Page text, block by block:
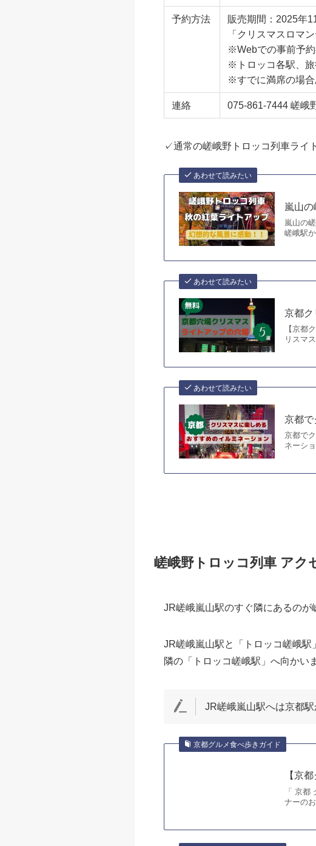
予約方法
販売期間：2025年
「クリスマスロマ
※Webでの事前予
※トロッコ各駅、
※すでに満席の場合
連絡 075-861-7444 嵯峨
✓通常の嵯峨野トロッコ列車ライ
あわせて読みたい
嵐山
嵐山の
嵯峨駅
あわせて読みたい
京都ク
【京都
リスマ
あわせて読みたい
京都で
京都で
ネーシ
嵯峨野トロッコ列車 アク
JR嵯峨嵐山駅のすぐ隣にあるのが
JR嵯峨嵐山駅と「トロッコ嵯峨
隣の「トロッコ嵯峨駅」へ向かい
JR嵯峨嵐山駅へは京都
京都グルメ食べ歩きガイド
【京
「 京
ナーの